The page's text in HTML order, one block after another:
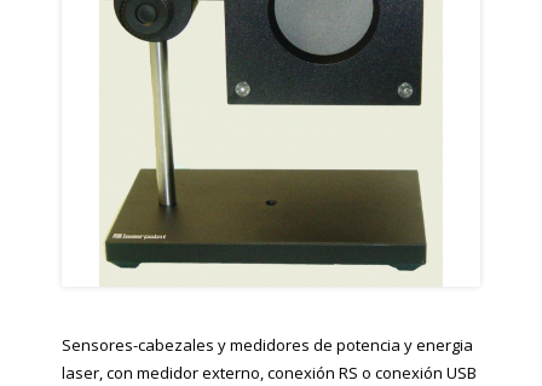
Sensores-cabezales y medidores de potencia y energia
laser, con medidor externo, conexión RS o conexión USB